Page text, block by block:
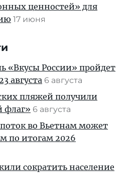
ценностей» для
17 июня
«Вкусы России» пройдет
августа 6 августа
пляжей получили
флаг» 6 августа
во Вьетнам может
по итогам 2026
сократить население